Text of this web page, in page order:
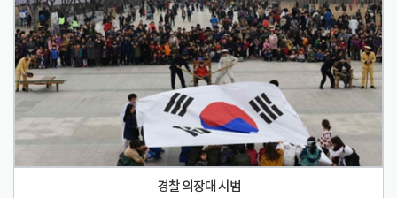
경찰 의장대 시범